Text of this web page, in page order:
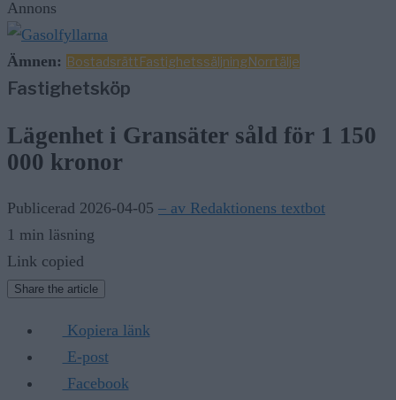
Annons
Ämnen: BostadsrättFastighetssäljningNorrtälje
Fastighetsköp
Lägenhet i Gransäter såld för 1 150
000 kronor
Publicerad 2026-04-05 – av Redaktionens textbot
1 min läsning
Link copied
Share the article
Kopiera länk
E-post
Facebook